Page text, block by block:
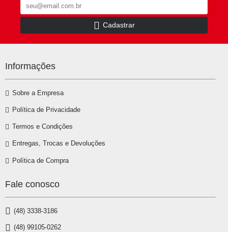
Cadastrar
Informações
Sobre a Empresa
Política de Privacidade
Termos e Condições
Entregas, Trocas e Devoluções
Política de Compra
Fale conosco
(48) 3338-3186
(48) 99105-0262